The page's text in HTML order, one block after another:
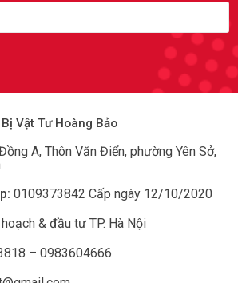
Vật Tư Hoàng Bảo
A, Thôn Văn Điển, phường Yên Sở,
0109373842 Cấp ngày 12/10/2020
& đầu tư TP. Hà Nội
– 0983604666